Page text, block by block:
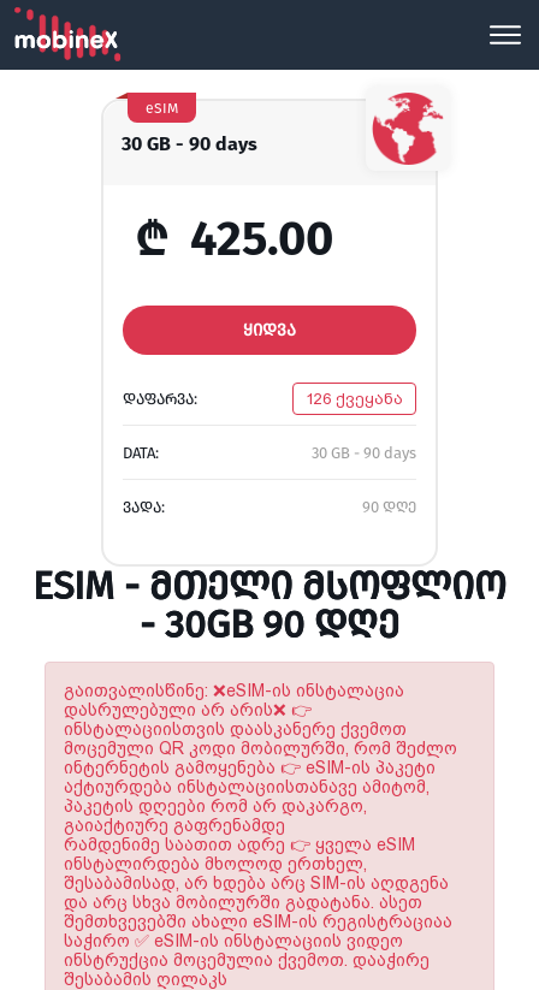
30 GB - 90 days
eSIM
₾ 425.00
ᲧᲘᲓᲕᲐ
ᲓᲐᲤᲐᲠᲕᲐ: 126 ქვეყანა
DATA: 30 GB - 90 days
ᲕᲐᲓᲐ: 90 დღე
ESIM - ᲛᲗᲔᲚᲘ ᲛᲡᲝᲤᲚᲘᲝ
- 30GB 90 ᲓᲦᲔ
გაითვალისწინე: ❌eSIM-ის ინსტალაცია
დასრულებული არ არის❌ 👉
ინსტალაციისთვის დაასკანერე ქვემოთ
მოცემული QR კოდი მობილურში, რომ შეძლო
ინტერნეტის გამოყენება 👉 eSIM-ის პაკეტი
აქტიურდება ინსტალაციისთანავე ამიტომ,
პაკეტის დღეები რომ არ დაკარგო,
გაიაქტიურე გაფრენამდე
რამდენიმე საათით ადრე 👉 ყველა eSIM
ინსტალირდება მხოლოდ ერთხელ,
შესაბამისად, არ ხდება არც SIM-ის აღდგენა
და არც სხვა მობილურში გადატანა. ასეთ
შემთხვევებში ახალი eSIM-ის რეგისტრაციაა
საჭირო ✅ eSIM-ის ინსტალაციის ვიდეო
ინსტრუქცია მოცემულია ქვემოთ. დააჭირე
შესაბამის ღილაკს